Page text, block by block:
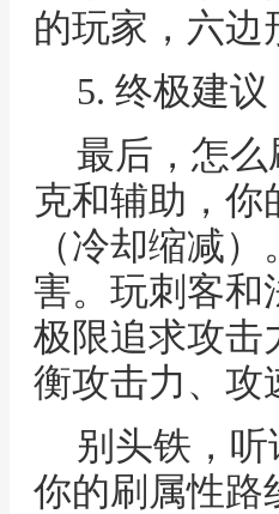
的玩家，六边
5. 终极建
最后，怎
克和辅助，你
（冷却缩减
害。玩刺客和
极限追求攻击
衡攻击力、攻
别头铁，
你的刷属性路